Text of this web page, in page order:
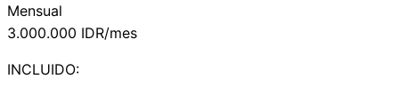
Mensual
3.000.000 IDR/mes
INCLUIDO: